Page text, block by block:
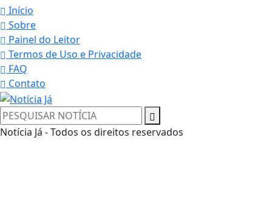
Início
Sobre
Painel do Leitor
Termos de Uso e Privacidade
FAQ
Contato
Notícia Já - Todos os direitos reservados